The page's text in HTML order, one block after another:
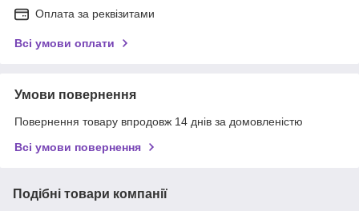
Оплата за реквізитами
Всі умови оплати
Умови повернення
Повернення товару впродовж 14 днів за домовленістю
Всі умови повернення
Подібні товари компанії